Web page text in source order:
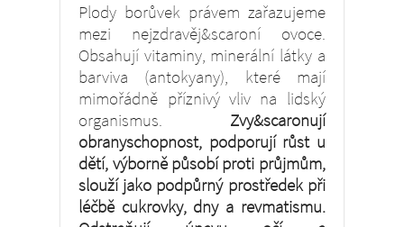
Plody borůvek právem zařazujeme
mezi nejzdravěj&scaroní ovoce.
Obsahují vi­taminy, minerální látky a
barviva (antokyany), které mají
mimořádně pří­znivý vliv na lidský
organismus. Zvy&scaronují
obranyschopnost, podporují růst u
dětí, výborně působí proti průjmům,
slouží jako podpůrný prostředek při
léčbě cukrovky, dny a revmatismu.